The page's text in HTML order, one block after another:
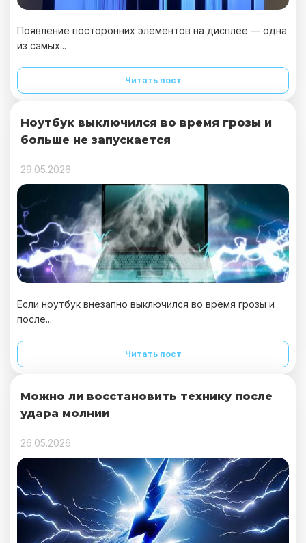
Появление посторонних элементов на дисплее — одна
из самых...
Читать пост
Ноутбук выключился во время грозы и
больше не запускается
29.05.2026
Если ноутбук внезапно выключился во время грозы и
после...
Читать пост
Можно ли восстановить технику после
удара молнии
26.05.2026